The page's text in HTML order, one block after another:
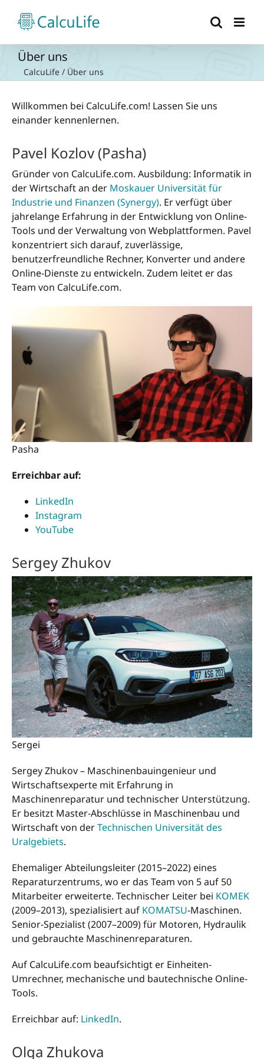
Inhalt
springen
Über uns
CalcuLife / Über uns
Willkommen bei CalcuLife.com! Lassen Sie uns
einander kennenlernen.
Pavel Kozlov (Pasha)
Gründer von CalcuLife.com. Ausbildung: Informatik in
der Wirtschaft an der Moskauer Universität für
Industrie und Finanzen (Synergy). Er verfügt über
jahrelange Erfahrung in der Entwicklung von Online-
Tools und der Verwaltung von Webplattformen. Pavel
konzentriert sich darauf, zuverlässige,
benutzerfreundliche Rechner, Konverter und andere
Online-Dienste zu entwickeln. Zudem leitet er das
Team von CalcuLife.com.
Pasha
Erreichbar auf:
LinkedIn
Instagram
YouTube
Sergey Zhukov
Sergei
Sergey Zhukov – Maschinenbauingenieur und
Wirtschaftsexperte mit Erfahrung in
Maschinenreparatur und technischer Unterstützung.
Er besitzt Master-Abschlüsse in Maschinenbau und
Wirtschaft von derTechnischen Universität des
Uralgebiets.
Ehemaliger Abteilungsleiter (2015–2022) eines
Reparaturzentrums, wo er das Team von 5 auf 50
Mitarbeiter erweiterte. Technischer Leiter bei KOMEK
(2009–2013), spezialisiert auf KOMATSU-Maschinen.
Senior-Spezialist (2007–2009) für Motoren, Hydraulik
und gebrauchte Maschinenreparaturen.
Auf CalcuLife.com beaufsichtigt er Einheiten-
Umrechner, mechanische und bautechnische Online-
Tools.
Erreichbar auf: LinkedIn.
Olga Zhukova